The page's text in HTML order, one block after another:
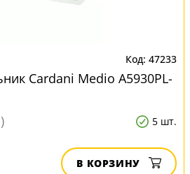
47233
Cardani Medio A5930PL-
5 шт.
В КОРЗИНУ